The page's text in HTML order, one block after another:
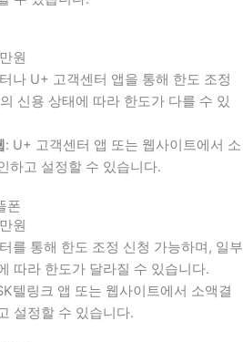
원
나 U+ 고객센터 앱을 통해 한도 조정
신용 상태에 따라 한도가 다를 수 있
: U+ 고객센터 앱 또는 웹사이트에서 소
하고 설정할 수 있습니다.
폰
원
를 통해 한도 조정 신청 가능하며, 일부
따라 한도가 달라질 수 있습니다.
텔링크 앱 또는 웹사이트에서 소액결
설정할 수 있습니다.